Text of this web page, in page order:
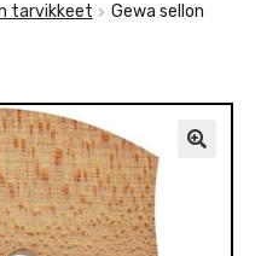
tarvikkeet
Gewa sellon